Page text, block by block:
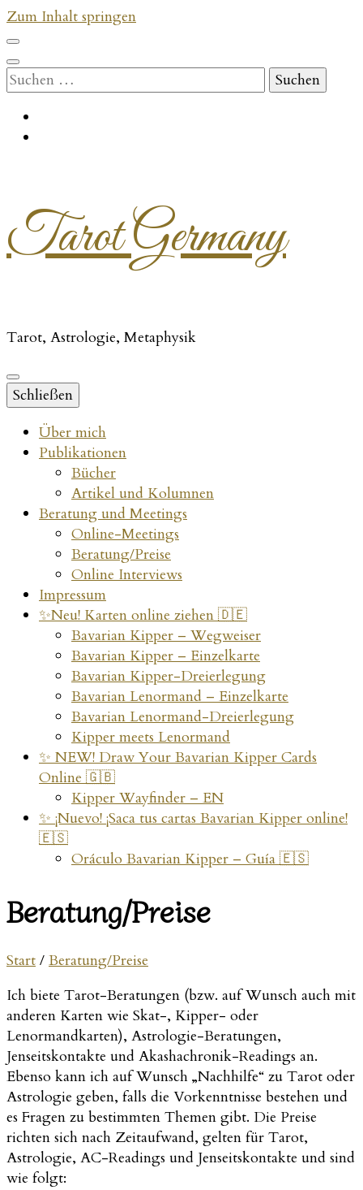
Zum Inhalt springen
Suchen
nach:
Tarot Germany
Tarot, Astrologie, Metaphysik
Schließen
Über mich
Publikationen
Bücher
Artikel und Kolumnen
Beratung und Meetings
Online-Meetings
Beratung/Preise
Online Interviews
Impressum
✨Neu! Karten online ziehen 🇩🇪
Bavarian Kipper – Wegweiser
Bavarian Kipper – Einzelkarte
Bavarian Kipper-Dreierlegung
Bavarian Lenormand – Einzelkarte
Bavarian Lenormand-Dreierlegung
Kipper meets Lenormand
✨ NEW! Draw Your Bavarian Kipper Cards
Online 🇬🇧
Kipper Wayfinder – EN
✨ ¡Nuevo! ¡Saca tus cartas Bavarian Kipper online!
🇪🇸
Oráculo Bavarian Kipper – Guía 🇪🇸
Beratung/Preise
Start / Beratung/Preise
Ich biete Tarot-Beratungen (bzw. auf Wunsch auch mit
anderen Karten wie Skat-, Kipper- oder
Lenormandkarten), Astrologie-Beratungen,
Jenseitskontakte und Akashachronik-Readings an.
Ebenso kann ich auf Wunsch „Nachhilfe“ zu Tarot oder
Astrologie geben, falls die Vorkenntnisse bestehen und
es Fragen zu bestimmten Themen gibt. Die Preise
richten sich nach Zeitaufwand, gelten für Tarot,
Astrologie, AC-Readings und Jenseitskontakte und sind
wie folgt: